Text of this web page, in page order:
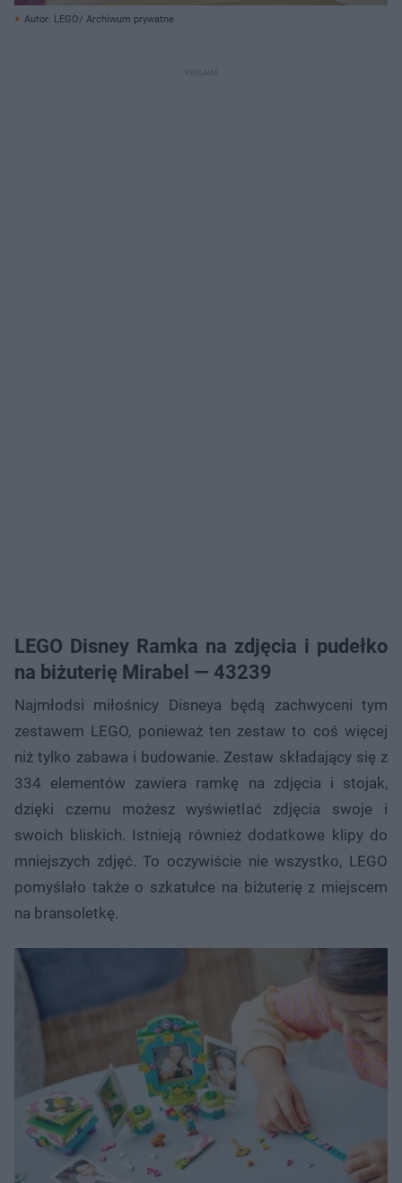
Autor: LEGO/ Archiwum prywatne
LEGO Disney Ramka na zdjęcia i pudełko
na biżuterię Mirabel — 43239
Najmłodsi miłośnicy Disneya będą zachwyceni tym
zestawem LEGO, ponieważ ten zestaw to coś więcej
niż tylko zabawa i budowanie. Zestaw składający się z
334 elementów zawiera ramkę na zdjęcia i stojak,
dzięki czemu możesz wyświetlać zdjęcia swoje i
swoich bliskich. Istnieją również dodatkowe klipy do
mniejszych zdjęć. To oczywiście nie wszystko, LEGO
pomyślało także o szkatułce na biżuterię z miejscem
na bransoletkę.